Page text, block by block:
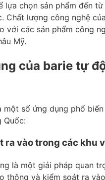
lựa chọn sản phẩm đến
Chất lượng công nghệ
với các sản phẩm công
Mỹ.
của barie tự
một số ứng dụng phổ
Quốc:
ra vào trong các khu
là một giải pháp quan
thông và kiểm soát ra